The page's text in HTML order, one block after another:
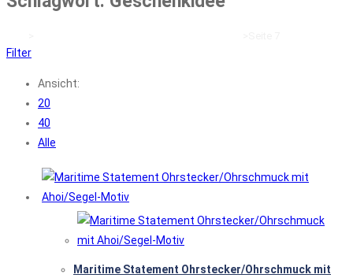
Filter
Ansicht:
20
40
Alle
Maritime Statement Ohrstecker/Ohrschmuck mit